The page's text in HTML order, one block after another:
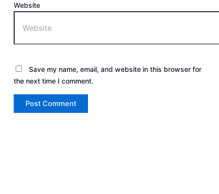
Website
Save my name, email, and website in this browser for
the next time I comment.